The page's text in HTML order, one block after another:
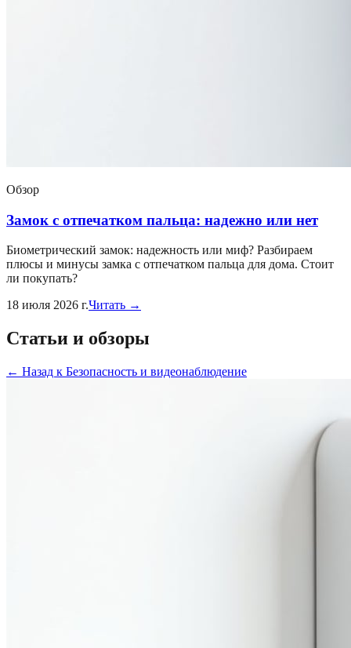
Обзор
Замок с отпечатком пальца: надежно или нет
Биометрический замок: надежность или миф? Разбираем
плюсы и минусы замка с отпечатком пальца для дома. Стоит
ли покупать?
18 июля 2026 г.Читать →
Статьи и обзоры
← Назад к Безопасность и видеонаблюдение